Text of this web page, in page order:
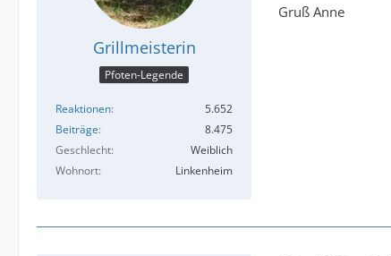
Grillmeisterin
Pfoten-Legende
Reaktionen
5.652
Beiträge
8.475
Geschlecht
Weiblich
Wohnort
Linkenheim
Gruß Anne